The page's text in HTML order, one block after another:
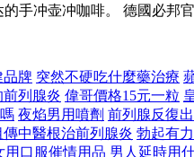
手冲壶冲咖啡。 德國必邦
品牌 突然不硬吃什麼藥治療
列腺炎 偉哥價格15元一粒
夜焰男用噴劑 前列腺反復
傳中醫根治前列腺炎 勃起有力
用口服催情用品 男人延時用